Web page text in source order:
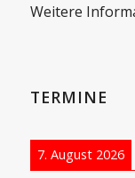
Weitere
TERMINE
7. August 2026